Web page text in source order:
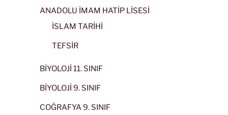
ANADOLU İMAM HATİP LİSESİ
İSLAM TARİHİ
TEFSİR
BİYOLOJİ 11. SINIF
BİYOLOJİ 9. SINIF
COĞRAFYA 9. SINIF